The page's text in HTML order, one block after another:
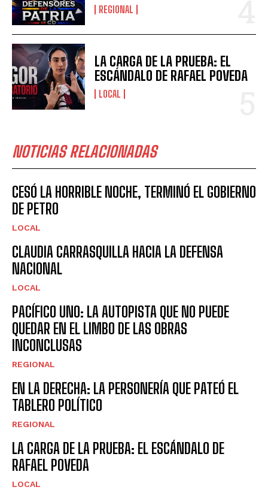
REGIONAL
LA CARGA DE LA PRUEBA: EL
ESCÁNDALO DE RAFAEL POVEDA
LOCAL
NOTICIAS RELACIONADAS
CESÓ LA HORRIBLE NOCHE, TERMINÓ EL GOBIERNO
DE PETRO
LOCAL
CLAUDIA CARRASQUILLA HACIA LA DEFENSA
NACIONAL
LOCAL
PACÍFICO UNO: LA AUTOPISTA QUE NO PUEDE
QUEDAR EN EL LIMBO DE LAS OBRAS
INCONCLUSAS
REGIONAL
EN LA DERECHA: LA PERSONERÍA QUE PATEÓ EL
TABLERO POLÍTICO
REGIONAL
LA CARGA DE LA PRUEBA: EL ESCÁNDALO DE
RAFAEL POVEDA
LOCAL